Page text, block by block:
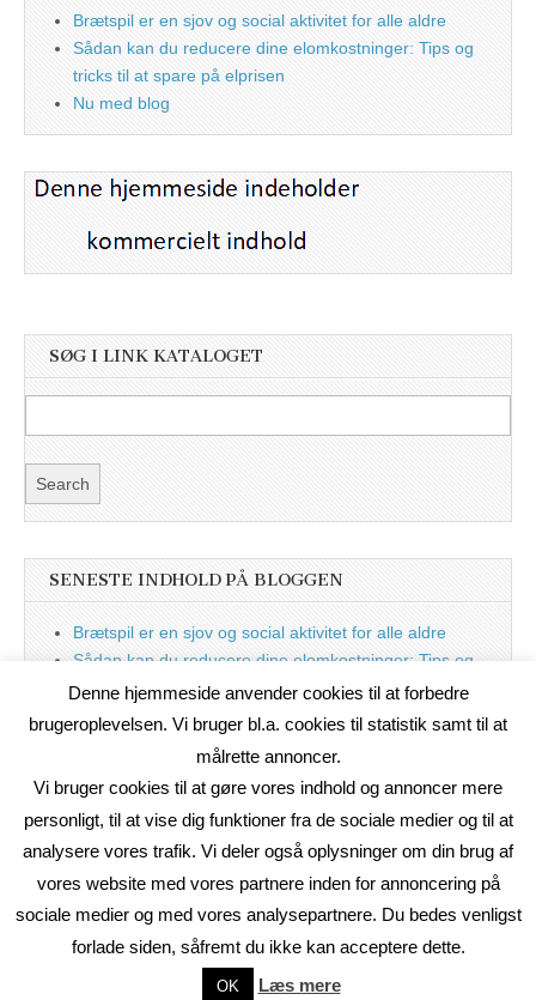
Brætspil er en sjov og social aktivitet for alle aldre
Sådan kan du reducere dine elomkostninger: Tips og
tricks til at spare på elprisen
Nu med blog
SØG I LINK KATALOGET
SENESTE INDHOLD PÅ BLOGGEN
Brætspil er en sjov og social aktivitet for alle aldre
Sådan kan du reducere dine elomkostninger: Tips og
tricks til at spare på elprisen
Nu med blog
On2Net Link Katalog
The Magazine Basic Theme bybavotasan.com
Denne hjemmeside anvender cookies til at forbedre
brugeroplevelsen. Vi bruger bl.a. cookies til statistik samt til at
målrette annoncer.
Vi bruger cookies til at gøre vores indhold og annoncer mere
personligt, til at vise dig funktioner fra de sociale medier og til at
analysere vores trafik. Vi deler også oplysninger om din brug af
vores website med vores partnere inden for annoncering på
sociale medier og med vores analysepartnere. Du bedes venligst
forlade siden, såfremt du ikke kan acceptere dette.
OK Læs mere